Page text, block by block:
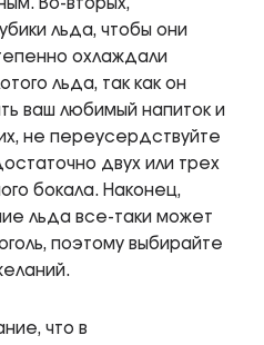
Во-вторых,
льда, чтобы они
охлаждали
льда, так как он
ваш любимый напиток и
не переусердствуйте
двух или трех
бокала. Наконец,
льда все-таки может
поэтому выбирайте
что в